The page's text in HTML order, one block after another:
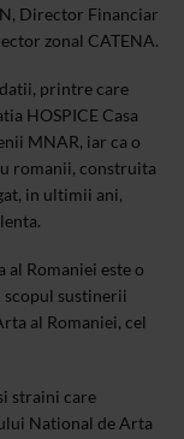
Director Financiar
zonal CATENA.
printre care
HOSPICE Casa
MNAR, iar ca o
romanii, construita
in ultimii ani,
Romaniei este o
sustinerii
al Romaniei, cel
straini care
National de Arta